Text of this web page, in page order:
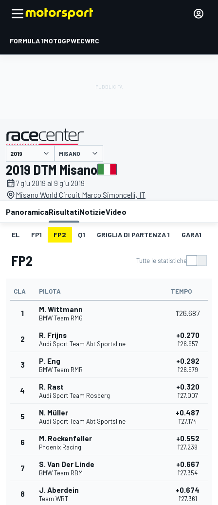
FORMULA 1MOTOGPWECWRC
presentato da MISANO
2019 DTM Misano
7 giu 2019 al 9 giu 2019
Misano World Circuit Marco Simoncelli, IT
PanoramicaRisultatiNotizieVideo
EL FP1 FP2 Q1 GRIGLIA DI PARTENZA 1 GARA1
FP2 Tutte le statistiche
CLA PILOTA TEMPO
1 M. Wittmann
BMW Team RMG
1'26.687
2 R. Frijns
Audi Sport Team Abt Sportsline
+0.270
1'26.957
3 P. Eng
BMW Team RMR
+0.292
1'26.979
4 R. Rast
Audi Sport Team Rosberg
+0.320
1'27.007
5 N. Müller
Audi Sport Team Abt Sportsline
+0.487
1'27.174
6 M. Rockenfeller
Phoenix Racing
+0.552
1'27.239
7 S. Van Der Linde
BMW Team RBM
+0.667
1'27.354
8 J. Aberdein
Team WRT
+0.674
1'27.361